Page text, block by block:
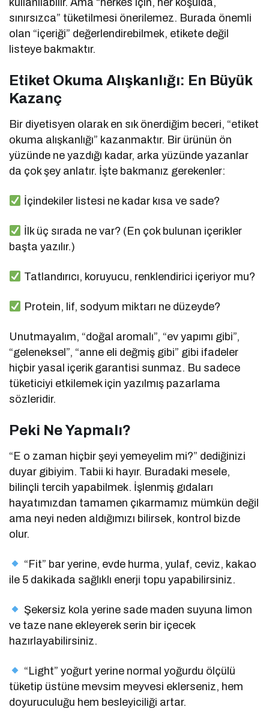
sınırsızca” tüketilmesi önerilemez. Burada önemli
olan “içeriği” değerlendirebilmek, etikete değil
listeye bakmaktır.
Etiket Okuma Alışkanlığı: En Büyük
Kazanç
Bir diyetisyen olarak en sık önerdiğim beceri, “etiket
okuma alışkanlığı” kazanmaktır. Bir ürünün ön
yüzünde ne yazdığı kadar, arka yüzünde yazanlar
da çok şey anlatır. İşte bakmanız gerekenler:
İçindekiler listesi ne kadar kısa ve sade?
İlk üç sırada ne var? (En çok bulunan içerikler
başta yazılır.)
Tatlandırıcı, koruyucu, renklendirici içeriyor mu?
Protein, lif, sodyum miktarı ne düzeyde?
Unutmayalım, “doğal aromalı”, “ev yapımı gibi”,
“geleneksel”, “anne eli değmiş gibi” gibi ifadeler
hiçbir yasal içerik garantisi sunmaz. Bu sadece
tüketiciyi etkilemek için yazılmış pazarlama
sözleridir.
Peki Ne Yapmalı?
“E o zaman hiçbir şeyi yemeyelim mi?” dediğinizi
duyar gibiyim. Tabii ki hayır. Buradaki mesele,
bilinçli tercih yapabilmek. İşlenmiş gıdaları
hayatımızdan tamamen çıkarmamız mümkün değil
ama neyi neden aldığımızı bilirsek, kontrol bizde
olur.
“Fit” bar yerine, evde hurma, yulaf, ceviz, kakao
ile 5 dakikada sağlıklı enerji topu yapabilirsiniz.
Şekersiz kola yerine sade maden suyuna limon
ve taze nane ekleyerek serin bir içecek
hazırlayabilirsiniz.
“Light” yoğurt yerine normal yoğurdu ölçülü
tüketip üstüne mevsim meyvesi eklerseniz, hem
doyuruculuğu hem besleyiciliği artar.